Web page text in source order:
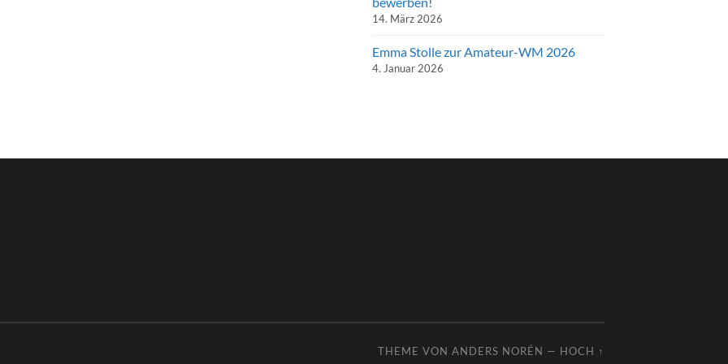
14. März 2026
Emma Stolle zur Amateur-WM 2026
4. Januar 2026
THEME VON ANDERS NORÉN — HOCH ↑